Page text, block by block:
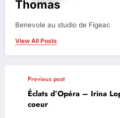
Thomas
Benevole au studio de Figeac
View All Posts
Previous post
Éclats d’Opéra – Irina
coeur